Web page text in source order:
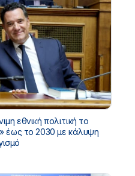
εθνική πολιτική το
το 2030 με κάλυψη